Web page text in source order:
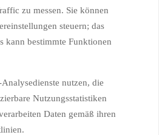
zu messen. Sie können
steuern; das
kann bestimmte Funktionen
nutzen, die
Nutzungsstatistiken
Daten gemäß ihren